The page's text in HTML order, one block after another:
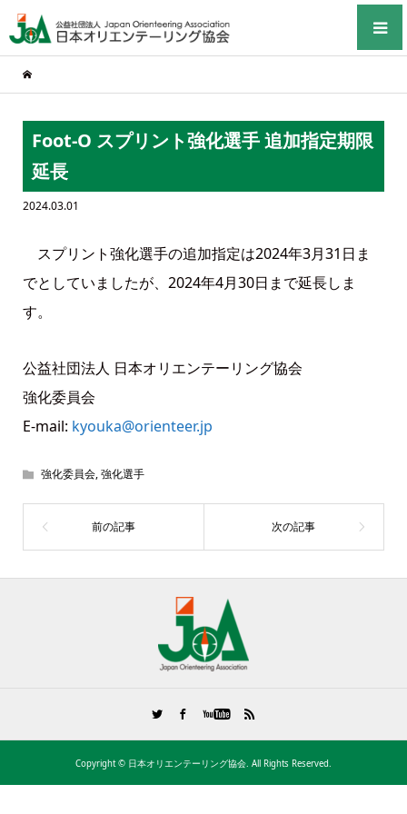
Foot-O スプリント強化選手 追加指定期限
延長
2024.03.01
スプリント強化選手の追加指定は2024年3月31日ま
でとしていましたが、2024年4月30日まで延長しま
す。
公益社団法人 日本オリエンテーリング協会
強化委員会
E-mail: kyouka@orienteer.jp
強化委員会,強化選手
Copyright © 日本オリエンテーリング協会. All Rights Reserved.